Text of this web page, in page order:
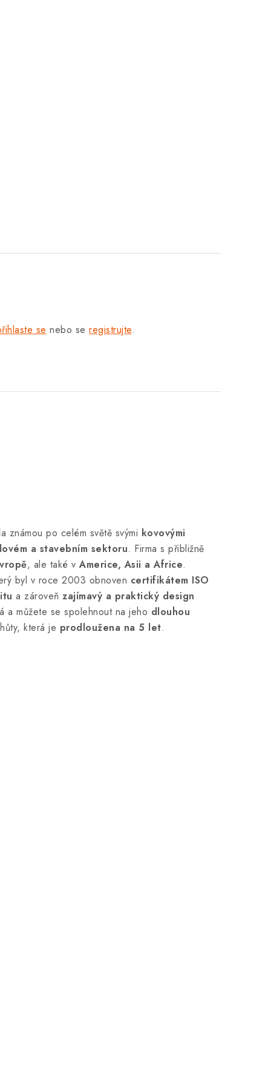
se nebo se registrujte.
známou po celém světě svými kovovými
a stavebním sektoru. Firma s přibližně
, ale také v Americe, Asii a Africe.
byl v roce 2003 obnoven certifikátem ISO
a zároveň zajímavý a praktický design
a můžete se spolehnout na jeho dlouhou
která je prodloužena na 5 let.